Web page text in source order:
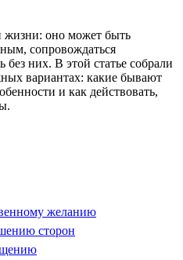
жизни: оно может быть
сопровождаться
них. В этой статье собрали
вариантах: какие бывают
и как действовать,
желанию
сторон